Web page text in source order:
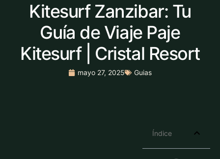
Kitesurf Zanzibar: Tu
Guía de Viaje Paje
Kitesurf | Cristal Resort
mayo 27, 2025 Guias
Índice